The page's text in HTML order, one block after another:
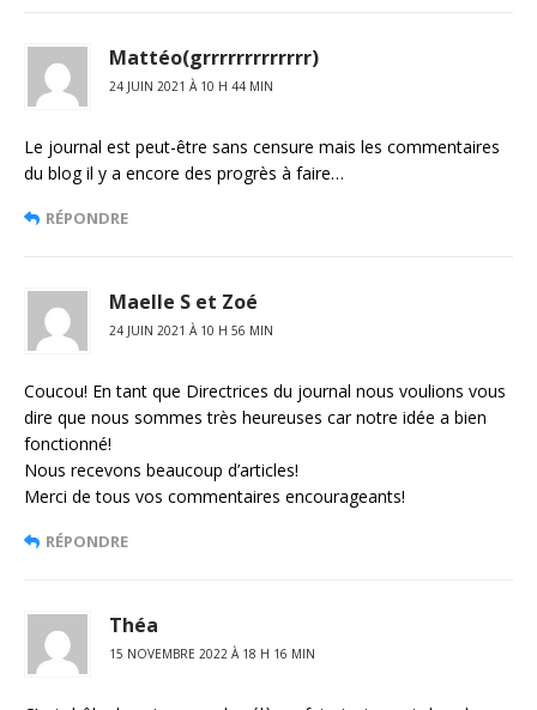
Mattéo(grrrrrrrrrrrrr)
24 JUIN 2021 À 10 H 44 MIN
Le journal est peut-être sans censure mais les commentaires
du blog il y a encore des progrès à faire…
RÉPONDRE
Maelle S et Zoé
24 JUIN 2021 À 10 H 56 MIN
Coucou! En tant que Directrices du journal nous voulions vous
dire que nous sommes très heureuses car notre idée a bien
fonctionné!
Nous recevons beaucoup d’articles!
Merci de tous vos commentaires encourageants!
RÉPONDRE
Théa
15 NOVEMBRE 2022 À 18 H 16 MIN